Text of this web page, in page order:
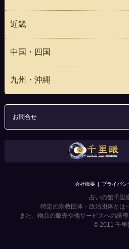
近畿
中国・四国
九州・沖縄
お問合せ
会社概要 プライバシ
占いの館千里
特定の宗教団体・政治団体とは
また、物品の販売や他サービスへの誘
© 2011 千里